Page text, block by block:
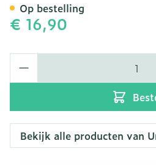
€ 16,90
Op bestelling
Bekijk alle producten van